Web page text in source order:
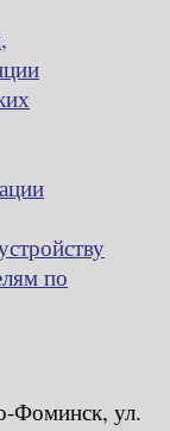
по
Фоминск, ул.